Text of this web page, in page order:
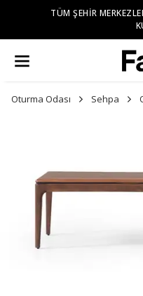
TÜM ŞEHIR
Oturma Odası Sehpa